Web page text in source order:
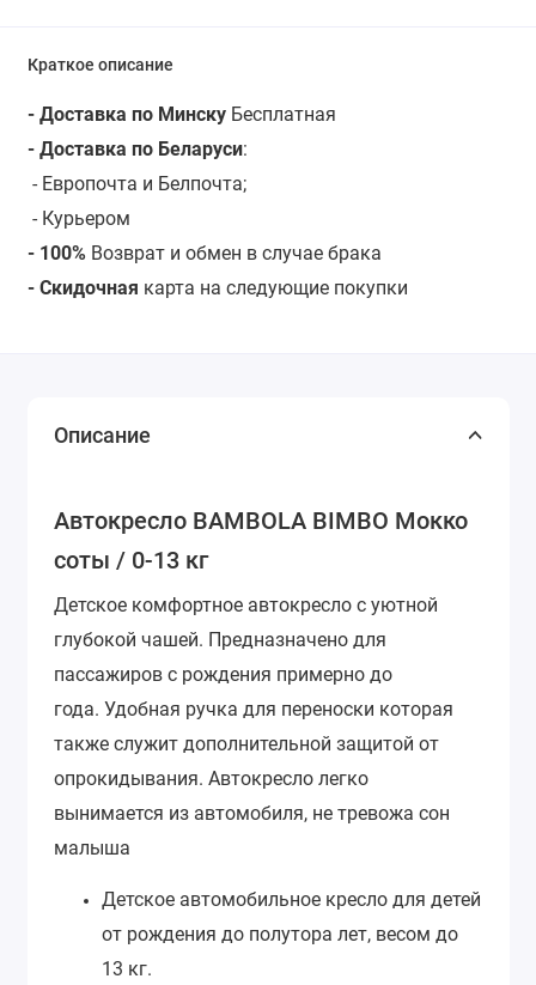
Краткое описание
- Доставка по МинскуБесплатная
- Доставка по Беларуси:
- Европочта и Белпочта;
- Курьером
- 100% Возврат и обмен в случае брака
- Скидочная карта на следующие покупки
Описание
Автокресло BAMBOLA BIMBO Мокко
соты / 0-13 кг
Детское комфортное автокресло с уютной
глубокой чашей. Предназначено для
пассажиров с рождения примерно до
года. Удобная ручка для переноски которая
также служит дополнительной защитой от
опрокидывания. Автокресло легко
вынимается из автомобиля, не тревожа сон
малыша
Детское автомобильное кресло для детей
от рождения до полутора лет, весом до
13 кг.